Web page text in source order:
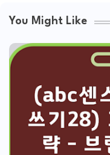
You Might Like